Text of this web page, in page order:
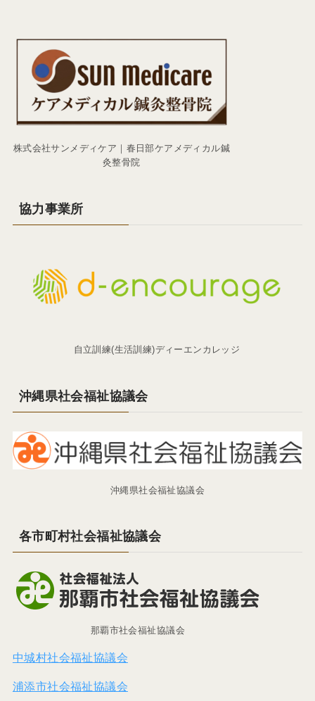
株式会社サンメディケア｜春日部ケアメディカル鍼
灸整骨院
協力事業所
自立訓練(生活訓練)ディーエンカレッジ
沖縄県社会福祉協議会
沖縄県社会福祉協議会
各市町村社会福祉協議会
那覇市社会福祉協議会
中城村社会福祉協議会
浦添市社会福祉協議会